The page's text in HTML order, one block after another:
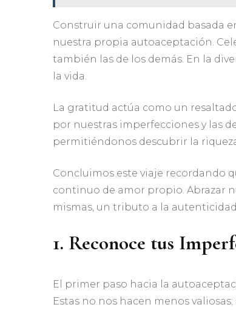
Construir una comunidad basada
nuestra propia autoaceptación.
también las de los demás. En la
la vida.
La gratitud actúa como un
por nuestras imperfecciones y las
permitiéndonos descubrir la
Concluimos este viaje recordando
continuo de amor propio. Abrazar
mismas, un tributo a la
1. Reconoce tus
El primer paso hacia la
Estas no nos hacen menos